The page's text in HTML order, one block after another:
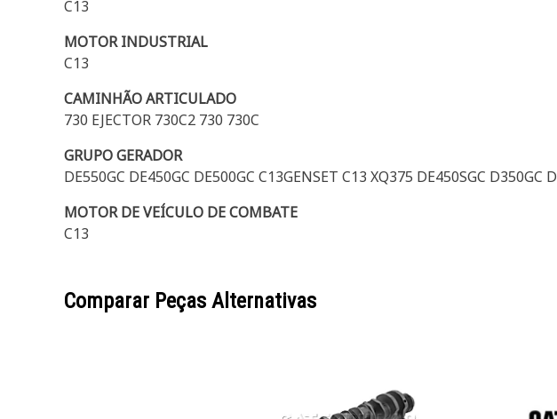
C13
MOTOR INDUSTRIAL
C13
CAMINHÃO ARTICULADO
730 EJECTOR 730C2 730 730C
GRUPO GERADOR
DE550GC DE450GC DE500GC C13GENSET C13 XQ375 DE450SGC D350GC
MOTOR DE VEÍCULO DE COMBATE
C13
Comparar Peças Alternativas